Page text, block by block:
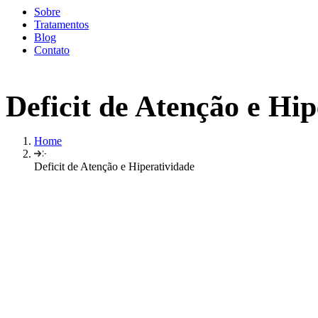
Sobre
Tratamentos
Blog
Contato
Deficit de Atenção e
Home
Deficit de Atenção e Hiperatividade